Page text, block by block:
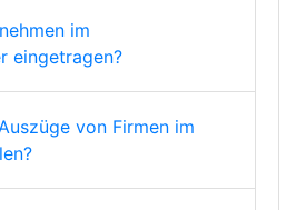
im
eingetragen?
von Firmen im